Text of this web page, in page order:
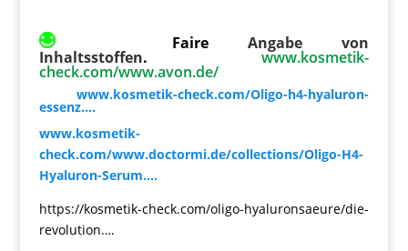
Faire Angabe von
Inhaltsstoffen.www.kosmetik-
check.com/www.avon.de/
www.kosmetik-check.com/Oligo-h4-hyaluron-
essenz….
www.kosmetik-
check.com/www.doctormi.de/collections/Oligo-H4-
Hyaluron-Serum….
https://kosmetik-check.com/oligo-hyaluronsaeure/die-
revolution….